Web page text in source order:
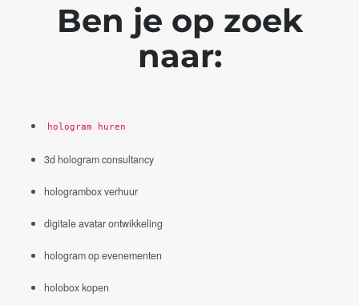
Ben je op zoek
naar:
hologram huren
3d hologram consultancy
hologrambox verhuur
digitale avatar ontwikkeling
hologram op evenementen
holobox kopen